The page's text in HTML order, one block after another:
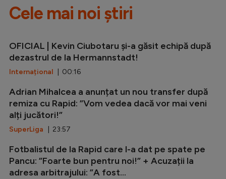
Cele mai noi știri
OFICIAL | Kevin Ciubotaru și-a găsit echipă după
dezastrul de la Hermannstadt!
Internațional | 00:16
Adrian Mihalcea a anunțat un nou transfer după
remiza cu Rapid: ”Vom vedea dacă vor mai veni
alți jucători!”
SuperLiga | 23:57
Fotbalistul de la Rapid care l-a dat pe spate pe
Pancu: ”Foarte bun pentru noi!” + Acuzații la
adresa arbitrajului: ”A fost...